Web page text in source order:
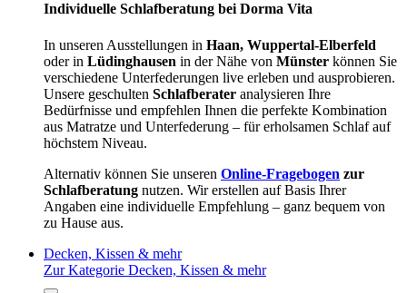
Individuelle Schlafberatung bei Dorma Vita
In unseren Ausstellungen in Haan, Wuppertal-Elberfeld
oder in Lüdinghausen in der Nähe von Münster können Sie
verschiedene Unterfederungen live erleben und ausprobieren.
Unsere geschulten Schlafberater analysieren Ihre
Bedürfnisse und empfehlen Ihnen die perfekte Kombination
aus Matratze und Unterfederung – für erholsamen Schlaf auf
höchstem Niveau.
Alternativ können Sie unseren Online-Fragebogen zur
Schlafberatung nutzen. Wir erstellen auf Basis Ihrer
Angaben eine individuelle Empfehlung – ganz bequem von
zu Hause aus.
Decken, Kissen & mehr
Zur Kategorie Decken, Kissen & mehr